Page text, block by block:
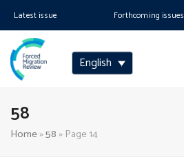
Latest issue Forthcoming issues
English
58
Home»58 » Page 14